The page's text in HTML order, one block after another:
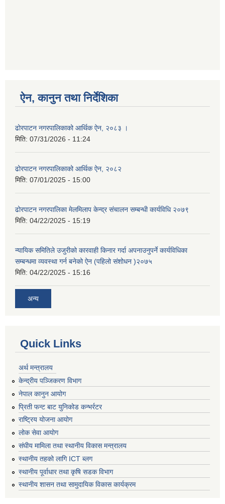
ऐन, कानुन तथा निर्देशिका
ढोरपाटन नगरपालिकाको आर्थिक ऐन, २०८३ ।
मिति: 07/31/2026 - 11:24
ढोरपाटन नगरपालिकाको आर्थिक ऐन, २०८२
मिति: 07/01/2025 - 15:00
ढोरपाटन नगरपालिका मेलमिलाप केन्द्र संचालन सम्बन्धी कार्यविधि २०७९
मिति: 04/22/2025 - 15:19
न्यायिक समितिले उजुरीको कारवाही किनार गर्दा अपनाउनुपर्ने कार्यविधिका
सम्बन्धमा व्यवस्था गर्न बनेको ऐन (पहिलो संशोधन )२०७५
मिति: 04/22/2025 - 15:16
अन्य
Quick Links
अर्थ मन्त्रालय
केन्द्रीय पञ्जिकरण विभाग
नेपाल कानुन आयोग
प्रिती फन्ट बाट युनिकोड कन्भर्रटर
राष्ट्रिय योजना आयोग
लोक सेवा आयोग
संघीय मामिला तथा स्थानीय विकास मन्त्रालय
स्थानीय तहको लागि ICT ब्लग
स्थानीय पूर्वाधार तथा कृषि सडक विभाग
स्थानीय शासन तथा सामुदायिक विकास कार्यक्रम